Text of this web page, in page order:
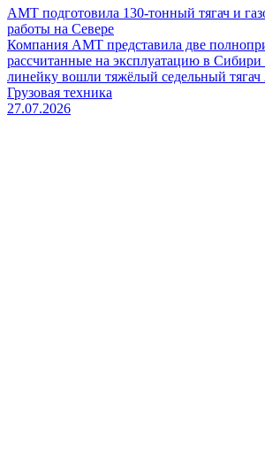
АМТ подготовила 130-тонный тягач и
работы на Севере
Компания АМТ представила две
рассчитанные на эксплуатацию в Сибири
линейку вошли тяжёлый седельный
Грузовая техника
27.07.2026